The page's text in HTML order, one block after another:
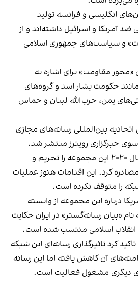
انگلیسی و فرانسه تولید
آمریکا و اسرائیل داشته‌اند و از
و سیاست‌های جمهوری اسلامی
مقاومت» برای اشاره به
حکومت بشار اسد و گروه‌های
یمن، حزب‌الله لبنان و حماس
بین‌المللی رسانه‌های مجازی
منتشر شد.
دولت ایالات متحده در سال ۲۰۲۰ این مجموعه را تحریم و
کرد. این اقدامات هنوز عملیات
را متوقف نکرده است.
درباره این مجموعه از وابسته
«بیان رسانه‌گستر» در ایران حکایت
انقلاب اسلامی منتسب شده است.
کرد تاثیرگذاری رسانه‌ای این شبکه
آن کاهش یافته اما این رسانه
دیگری مشغول فعالیت است.